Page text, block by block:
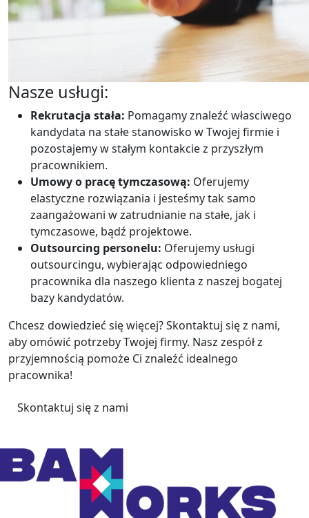
Nasze usługi:
Rekrutacja stała: Pomagamy znaleźć własciwego
kandydata na stałe stanowisko w Twojej firmie i
pozostajemy w stałym kontakcie z przyszłym
pracownikiem.
Umowy o pracę tymczasową: Oferujemy
elastyczne rozwiązania i jesteśmy tak samo
zaangażowani w zatrudnianie na stałe, jak i
tymczasowe, bądź projektowe.
Outsourcing personelu: Oferujemy usługi
outsourcingu, wybierając odpowiedniego
pracownika dla naszego klienta z naszej bogatej
bazy kandydatów.
Chcesz dowiedzieć się więcej? Skontaktuj się z nami,
aby omówić potrzeby Twojej firmy. Nasz zespół z
przyjemnością pomoże Ci znaleźć idealnego
pracownika!
Skontaktuj się z nami